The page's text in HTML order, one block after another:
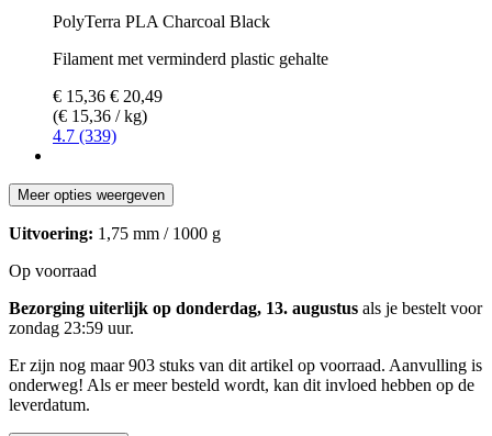
PolyTerra PLA Charcoal Black
Filament met verminderd plastic gehalte
€ 15,36 € 20,49
(€ 15,36 / kg)
4.7 (339)
Meer opties weergeven
Uitvoering: 1,75 mm / 1000 g
Op voorraad
Bezorging uiterlijk op donderdag, 13. augustus als je bestelt voor
zondag 23:59 uur.
Er zijn nog maar 903 stuks van dit artikel op voorraad. Aanvulling is
onderweg! Als er meer besteld wordt, kan dit invloed hebben op de
leverdatum.